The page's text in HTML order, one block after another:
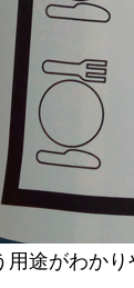
途がわか